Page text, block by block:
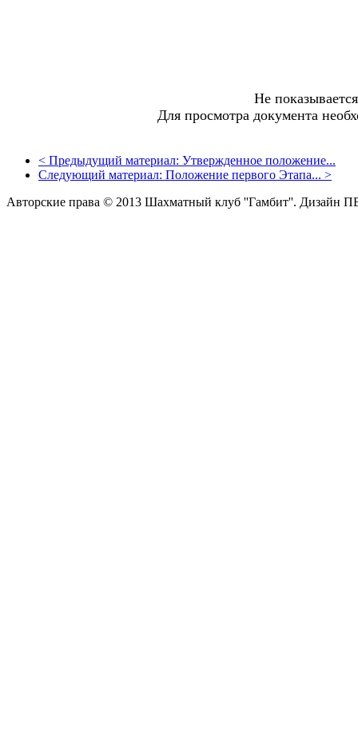
Не
Для просмотра документа
< Предыдущий материал: Утвержденное положение...
Следующий материал: Положение первого Этапа... >
Авторские права © 2013 Шахматный клуб ''Гамбит''. Дизайн